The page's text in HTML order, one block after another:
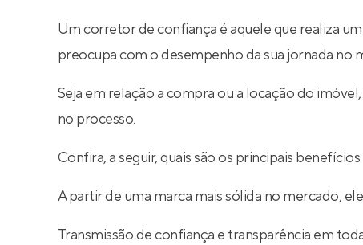
Um corretor de confiança é aquele que realiza
preocupa com o desempenho da sua jornada no
Seja em relação a compra ou a locação do
no processo.
Confira, a seguir, quais são os principais
A partir de uma marca mais sólida no mercado,
Transmissão de confiança e transparência em